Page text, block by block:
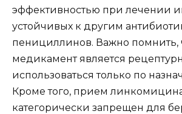
эффективностью при лечении
устойчивых к другим
пенициллинов. Важно помнить,
медикамент является
использоваться только по
Кроме того, прием
категорически запрещен для